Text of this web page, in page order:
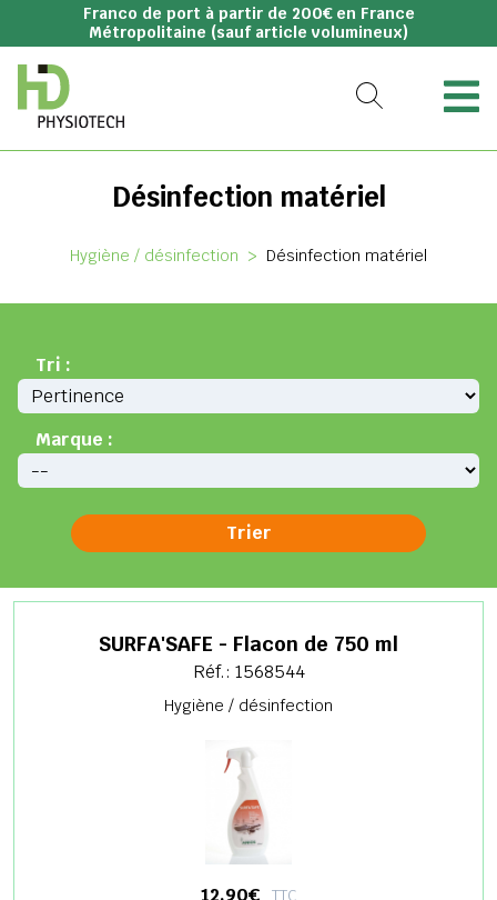
Franco de port à partir de 200€ en France
Métropolitaine (sauf article volumineux)
Désinfection matériel
Hygiène / désinfection > Désinfection matériel
Tri :
Marque :
SURFA'SAFE - Flacon de 750 ml
Réf.: 1568544
Hygiène / désinfection
12,90€ TTC